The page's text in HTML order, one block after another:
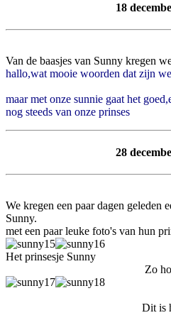
18
Van de baasjes van Sunny kregen
hallo,wat mooie woorden dat zijn
maar met onze sunnie gaat het
nog steeds van onze prinses
28
We kregen een paar dagen geleden
Sunny.
met een paar leuke foto's van hun
Het
Zo houd ik het
Dit is